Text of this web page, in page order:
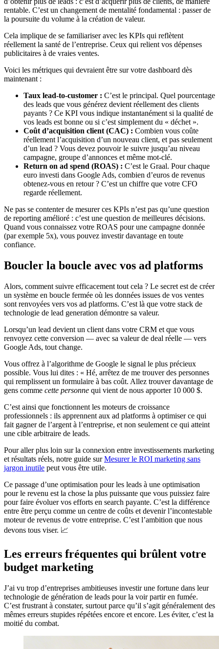
rentable. C’est un changement de mentalité fondamental : passer de
la poursuite du volume à la création de valeur.
Cela implique de se familiariser avec les KPIs qui reflètent
réellement la santé de l’entreprise. Ceux qui relient vos dépenses
publicitaires à de vraies ventes.
Voici les métriques qui devraient être sur votre dashboard dès
maintenant :
Taux lead-to-customer : C’est le principal. Quel pourcentage
des leads que vous générez devient réellement des clients
payants ? Ce KPI vous indique instantanément si la qualité de
vos leads est bonne ou si c’est simplement du « déchet ».
Coût d’acquisition client (CAC) : Combien vous coûte
réellement l’acquisition d’un nouveau client, et pas seulement
d’un lead ? Vous devez pouvoir le suivre jusqu’au niveau
campagne, groupe d’annonces et même mot-clé.
Return on ad spend (ROAS) : C’est le Graal. Pour chaque
euro investi dans Google Ads, combien d’euros de revenus
obtenez-vous en retour ? C’est un chiffre que votre CFO
regarde réellement.
Ne pas se contenter de mesurer ces KPIs n’est pas qu’une question
de reporting amélioré : c’est une question de meilleures décisions.
Quand vous connaissez votre ROAS pour une campagne donnée
(par exemple 5x), vous pouvez investir davantage en toute
confiance.
Boucler la boucle avec vos ad platforms
Alors, comment suivre efficacement tout cela ? Le secret est de créer
un système en boucle fermée où les données issues de vos ventes
sont renvoyées vers vos ad platforms. C’est là que votre stack de
technologie de lead generation démontre sa valeur.
Lorsqu’un lead devient un client dans votre CRM et que vous
renvoyez cette conversion — avec sa valeur de deal réelle — vers
Google Ads, tout change.
Vous offrez à l’algorithme de Google le signal le plus précieux
possible. Vous lui dites : « Hé, arrêtez de me trouver des personnes
qui remplissent un formulaire à bas coût. Allez trouver davantage de
gens comme cette personne qui vient de nous apporter 10 000 $.
C’est ainsi que fonctionnent les moteurs de croissance
professionnels : ils apprennent aux ad platforms à optimiser ce qui
fait gagner de l’argent à l’entreprise, et non seulement ce qui atteint
une cible arbitraire de leads.
Pour aller plus loin sur la connexion entre investissements marketing
et résultats réels, notre guide surMesurer le ROI marketing sans
jargon inutile peut vous être utile.
Ce passage d’une optimisation pour les leads à une optimisation
pour le revenu est la chose la plus puissante que vous puissiez faire
pour faire évoluer vos efforts en search payante. C’est la différence
entre être perçu comme un centre de coûts et devenir l’incontestable
moteur de revenus de votre entreprise. C’est l’ambition que nous
devons tous viser. 📈
Les erreurs fréquentes qui brûlent votre
budget marketing
J’ai vu trop d’entreprises ambitieuses investir une fortune dans leur
technologie de génération de leads pour la voir partir en fumée.
C’est frustrant à constater, surtout parce qu’il s’agit généralement des
mêmes erreurs stupides répétées encore et encore. Les éviter, c’est la
moitié du combat.